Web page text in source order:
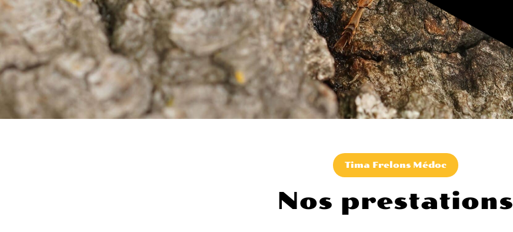
Tima Frelons Médoc
Nos prestations